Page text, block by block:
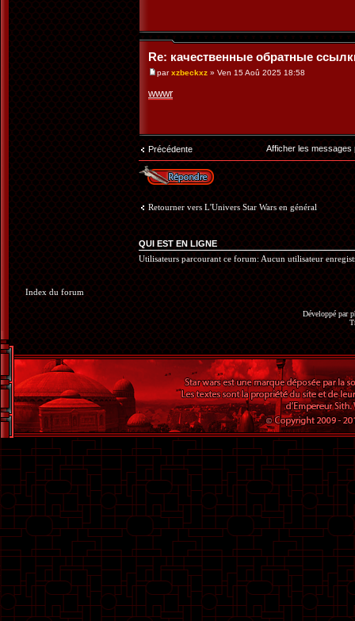
Re: качественные обратные
parxzbeckxz » Ven 15 Aoû 2025 18:58
wwwr
Précédente Afficher les
Répondre
Retourner vers L'Univers Star Wars en général
QUI EST EN LIGNE
Utilisateurs parcourant ce forum: Aucun utilisateur
Index du forum
Développé par